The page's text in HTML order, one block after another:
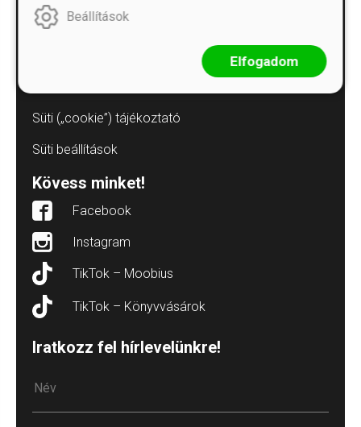
Adatvédelmi tájékoztatók
Süti („cookie”) tájékoztató
Süti beállítások
Kövess minket!
Facebook
Instagram
TikTok – Moobius
TikTok – Könyvvásárok
Iratkozz fel hírlevelünkre!
Beállítások
Elfogadom